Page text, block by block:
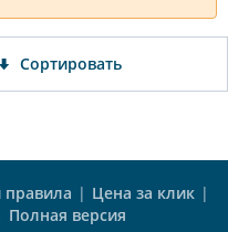
Сортировать
правила | Цена за клик |
Полная версия